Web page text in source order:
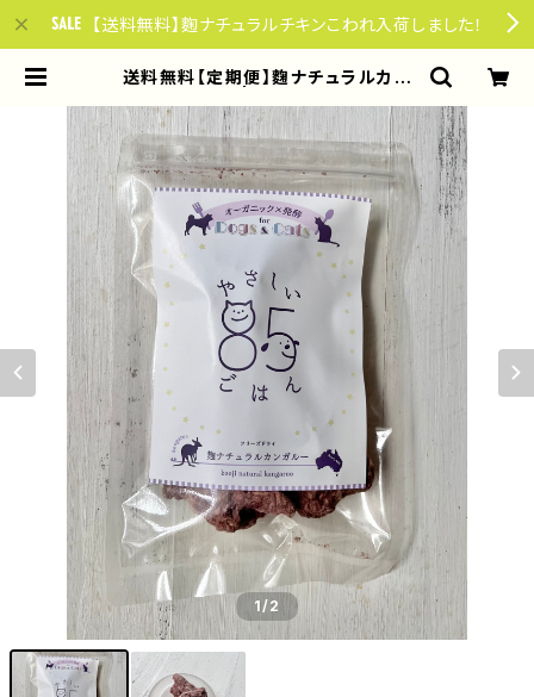
【送料無料】麴ナチュラルチキンこわれ入荷しました！
送料無料【定期便】麴ナチュラルカン
or dogs & cats
1/2